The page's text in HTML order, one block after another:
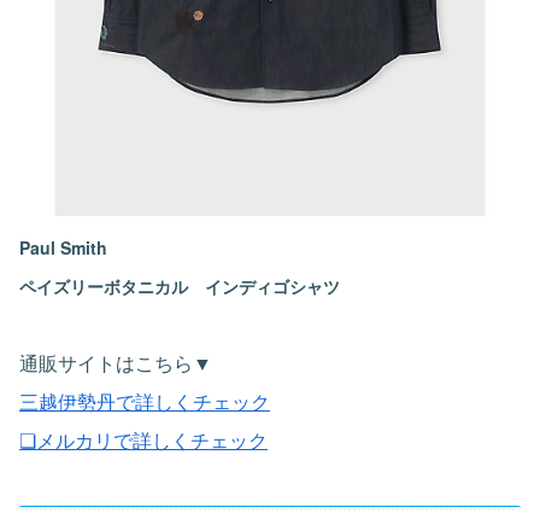
Paul Smith
ペイズリーボタニカル インディゴシャツ
通販サイトはこちら▼
三越伊勢丹で詳しくチェック
❏メルカリで詳しくチェック